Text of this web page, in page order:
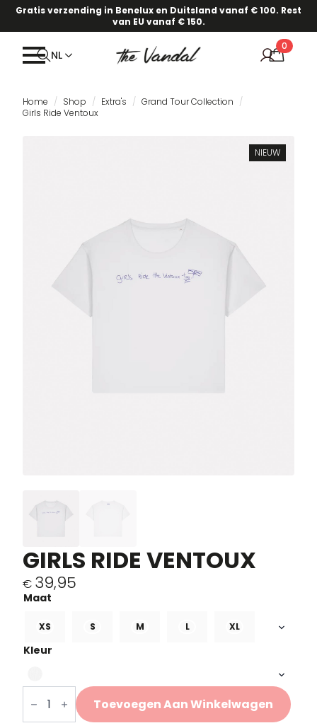
Gratis verzending in Benelux en Duitsland vanaf € 100. Rest
van EU vanaf € 150.
NL
0
Home Shop Extra's
Grand Tour Collection
Girls Ride Ventoux
NIEUW
GIRLS RIDE VENTOUX
€ 39,95
XS S M L XL
Kleur
Girls
Ride
Ventoux
aantal
Toevoegen Aan Winkelwagen